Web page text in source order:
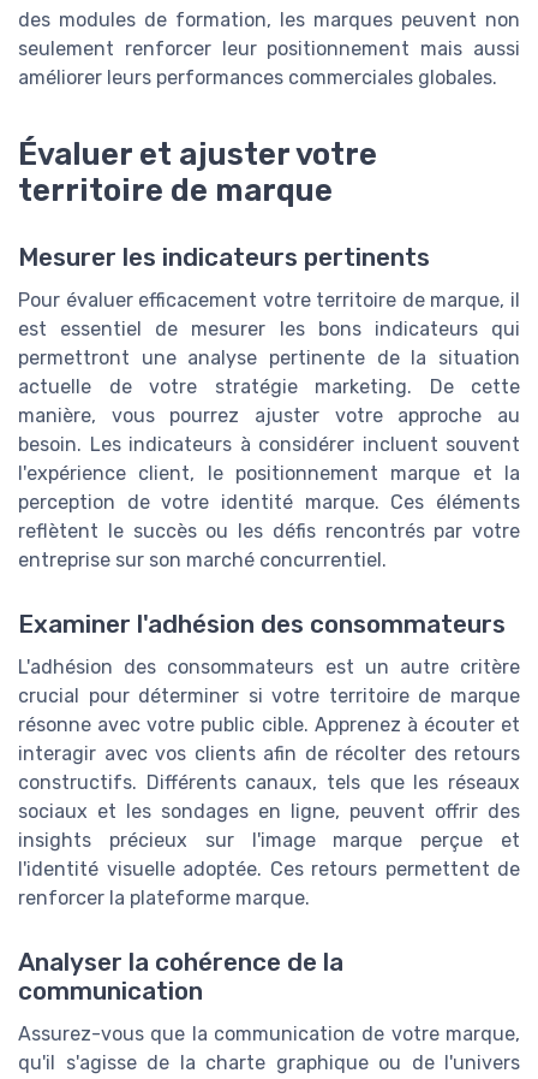
des modules de formation, les marques peuvent non
seulement renforcer leur positionnement mais aussi
améliorer leurs performances commerciales globales.
Évaluer et ajuster votre
territoire de marque
Mesurer les indicateurs pertinents
Pour évaluer efficacement votre territoire de marque, il
est essentiel de mesurer les bons indicateurs qui
permettront une analyse pertinente de la situation
actuelle de votre stratégie marketing. De cette
manière, vous pourrez ajuster votre approche au
besoin. Les indicateurs à considérer incluent souvent
l'expérience client, le positionnement marque et la
perception de votre identité marque. Ces éléments
reflètent le succès ou les défis rencontrés par votre
entreprise sur son marché concurrentiel.
Examiner l'adhésion des consommateurs
L'adhésion des consommateurs est un autre critère
crucial pour déterminer si votre territoire de marque
résonne avec votre public cible. Apprenez à écouter et
interagir avec vos clients afin de récolter des retours
constructifs. Différents canaux, tels que les réseaux
sociaux et les sondages en ligne, peuvent offrir des
insights précieux sur l'image marque perçue et
l'identité visuelle adoptée. Ces retours permettent de
renforcer la plateforme marque.
Analyser la cohérence de la
communication
Assurez-vous que la communication de votre marque,
qu'il s'agisse de la charte graphique ou de l'univers